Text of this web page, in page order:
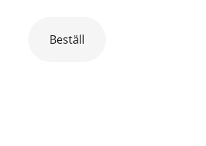
Beställ